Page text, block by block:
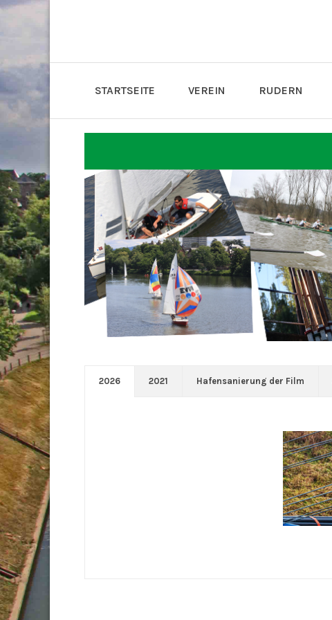
STARTSEITE VEREIN RUDERN
2026 2021 Hafensanierung der Film